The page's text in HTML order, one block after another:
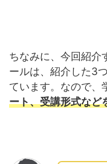
ちなみに、今回紹介
ールは、紹介した3
ています。なので、
ート、受講形式など